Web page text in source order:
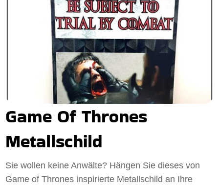
Game Of Thrones
Metallschild
Sie wollen keine Anwälte? Hängen Sie dieses von
Game of Thrones inspirierte Metallschild an Ihre